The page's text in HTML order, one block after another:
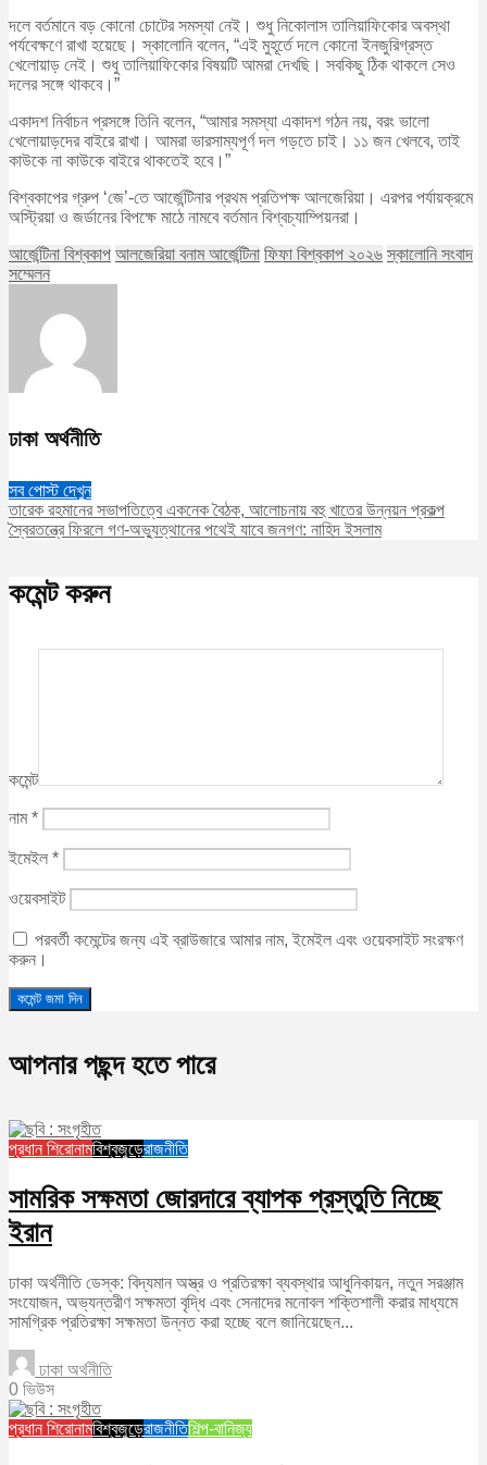
দলে বর্তমানে বড় কোনো চোটের সমস্যা নেই। শুধু নিকোলাস তালিয়াফিকোর অবস্থা
পর্যবেক্ষণে রাখা হয়েছে। স্কালোনি বলেন, “এই মুহূর্তে দলে কোনো ইনজুরিগ্রস্ত
খেলোয়াড় নেই। শুধু তালিয়াফিকোর বিষয়টি আমরা দেখছি। সবকিছু ঠিক থাকলে সেও
দলের সঙ্গে থাকবে।”
একাদশ নির্বাচন প্রসঙ্গে তিনি বলেন, “আমার সমস্যা একাদশ গঠন নয়, বরং ভালো
খেলোয়াড়দের বাইরে রাখা। আমরা ভারসাম্যপূর্ণ দল গড়তে চাই। ১১ জন খেলবে, তাই
কাউকে না কাউকে বাইরে থাকতেই হবে।”
বিশ্বকাপের গ্রুপ ‘জে’-তে আর্জেন্টিনার প্রথম প্রতিপক্ষ আলজেরিয়া। এরপর পর্যায়ক্রমে
অস্ট্রিয়া ও জর্ডানের বিপক্ষে মাঠে নামবে বর্তমান বিশ্বচ্যাম্পিয়নরা।
আর্জেন্টিনা বিশ্বকাপ আলজেরিয়া বনাম আর্জেন্টিনা ফিফা বিশ্বকাপ ২০২৬ স্কালোনি সংবাদ
সম্মেলন
ঢাকা অর্থনীতি
সব পোস্ট দেখুন
তারেক রহমানের সভাপতিত্বে একনেক বৈঠক, আলোচনায় বহু খাতের উন্নয়ন প্রকল্প
স্বৈরতন্ত্রে ফিরলে গণ-অভ্যুত্থানের পথেই যাবে জনগণ: নাহিদ ইসলাম
কমেন্ট করুন
কমেন্ট
নাম*
ইমেইল *
ওয়েবসাইট
পরবর্তী কমেন্টের জন্য এই ব্রাউজারে আমার নাম, ইমেইল এবং ওয়েবসাইট সংরক্ষণ
করুন।
আপনার পছন্দ হতে পারে
প্রধান শিরোনামবিশ্বজুড়েরাজনীতি
সামরিক সক্ষমতা জোরদারে ব্যাপক প্রস্তুতি নিচ্ছে
ইরান
ঢাকা অর্থনীতি ডেস্ক: বিদ্যমান অস্ত্র ও প্রতিরক্ষা ব্যবস্থার আধুনিকায়ন, নতুন সরঞ্জাম
সংযোজন, অভ্যন্তরীণ সক্ষমতা বৃদ্ধি এবং সেনাদের মনোবল শক্তিশালী করার মাধ্যমে
সামগ্রিক প্রতিরক্ষা সক্ষমতা উন্নত করা হচ্ছে বলে জানিয়েছেন...
ঢাকা অর্থনীতি
0 ভিউস
প্রধান শিরোনামবিশ্বজুড়েরাজনীতিশিল্প-বানিজ্য